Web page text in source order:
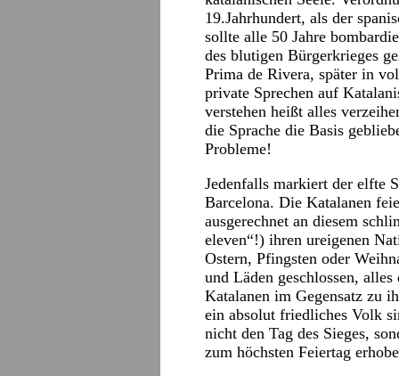
19.Jahrhundert, als der
sollte alle 50 Jahre
des blutigen Bürgerkrieges
Prima de Rivera, später in
private Sprechen auf
verstehen heißt alles
die Sprache die Basis
Probleme!
Jedenfalls markiert der elfte
Barcelona. Die Katalanen
ausgerechnet an diesem
eleven“!) ihren ureigenen
Ostern, Pfingsten oder
und Läden geschlossen,
Katalanen im Gegensatz zu
ein absolut friedliches Volk
nicht den Tag des Sieges,
zum höchsten Feiertag